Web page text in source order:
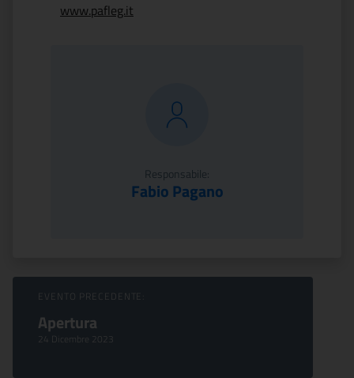
www.pafleg.it
Responsabile:
Fabio Pagano
Sfoglia Eventi
EVENTO PRECEDENTE:
Apertura
24 Dicembre 2023